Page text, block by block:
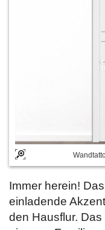
Immer herein!
einladende
den Hausflur.